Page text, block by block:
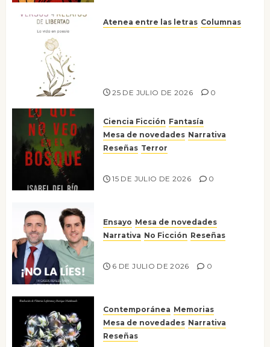
Atenea entre las letras Columnas
25 DE JULIO DE 2026 0
Ciencia Ficción Fantasía
Mesa de novedades Narrativa
Reseñas Terror
15 DE JULIO DE 2026 0
Ensayo Mesa de novedades
Narrativa No Ficción Reseñas
6 DE JULIO DE 2026 0
Contemporánea Memorias
Mesa de novedades Narrativa
Reseñas